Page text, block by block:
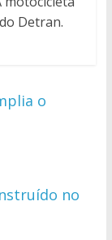
Detran.
o
no